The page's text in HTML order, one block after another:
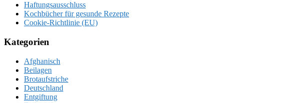
Haftungsausschluss
Kochbücher für gesunde Rezepte
Cookie-Richtlinie (EU)
Kategorien
Afghanisch
Beilagen
Brotaufstriche
Deutschland
Entgiftung